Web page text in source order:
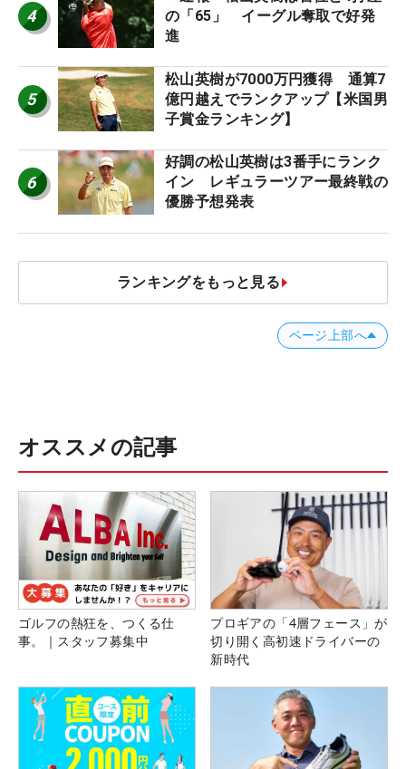
4
の「65」 イーグル奪取で好発
進
5
松山英樹が7000万円獲得 通算7
億円越えでランクアップ【米国男
子賞金ランキング】
6
好調の松山英樹は3番手にランク
イン レギュラーツアー最終戦の
優勝予想発表
ランキングをもっと見る
ページ上部へ
オススメの記事
ゴルフの熱狂を、つくる仕
事。｜スタッフ募集中
プロギアの「4層フェース」が
切り開く高初速ドライバーの
新時代